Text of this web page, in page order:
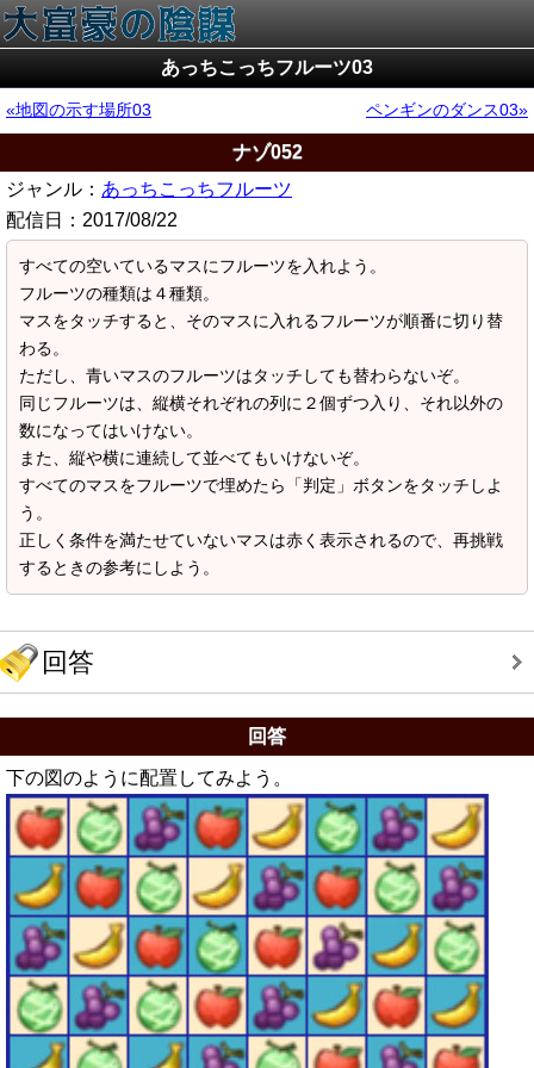
あっちこっちフルーツ03
地図の示す場所03 ペンギンのダンス03
ナゾ052
ジャンル： あっちこっちフルーツ
配信日： 2017/08/22
すべての空いているマスにフルーツを入れよう。
フルーツの種類は４種類。
マスをタッチすると、そのマスに入れるフルーツが順番に切り替
わる。
ただし、青いマスのフルーツはタッチしても替わらないぞ。
同じフルーツは、縦横それぞれの列に２個ずつ入り、それ以外の
数になってはいけない。
また、縦や横に連続して並べてもいけないぞ。
すべてのマスをフルーツで埋めたら「判定」ボタンをタッチしよ
う。
正しく条件を満たせていないマスは赤く表示されるので、再挑戦
するときの参考にしよう。
回答
回答
下の図のように配置してみよう。